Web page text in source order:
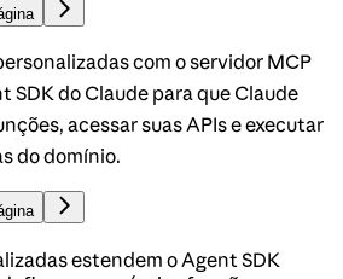
com o servidor MCP
SDK do Claude para que Claude
acessar suas APIs e executar
do domínio.
estendem o Agent SDK